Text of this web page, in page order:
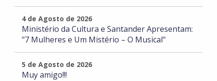
4 de Agosto de 2026
Ministério da Cultura e Santander Apresentam:
"7 Mulheres e Um Mistério – O Musical"
5 de Agosto de 2026
Muy amigo!!!